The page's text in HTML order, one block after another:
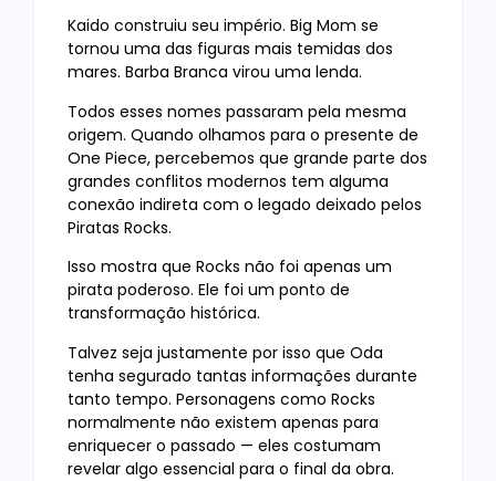
Kaido construiu seu império. Big Mom se
tornou uma das figuras mais temidas dos
mares. Barba Branca virou uma lenda.
Todos esses nomes passaram pela mesma
origem. Quando olhamos para o presente de
One Piece, percebemos que grande parte dos
grandes conflitos modernos tem alguma
conexão indireta com o legado deixado pelos
Piratas Rocks.
Isso mostra que Rocks não foi apenas um
pirata poderoso. Ele foi um ponto de
transformação histórica.
Talvez seja justamente por isso que Oda
tenha segurado tantas informações durante
tanto tempo. Personagens como Rocks
normalmente não existem apenas para
enriquecer o passado — eles costumam
revelar algo essencial para o final da obra.